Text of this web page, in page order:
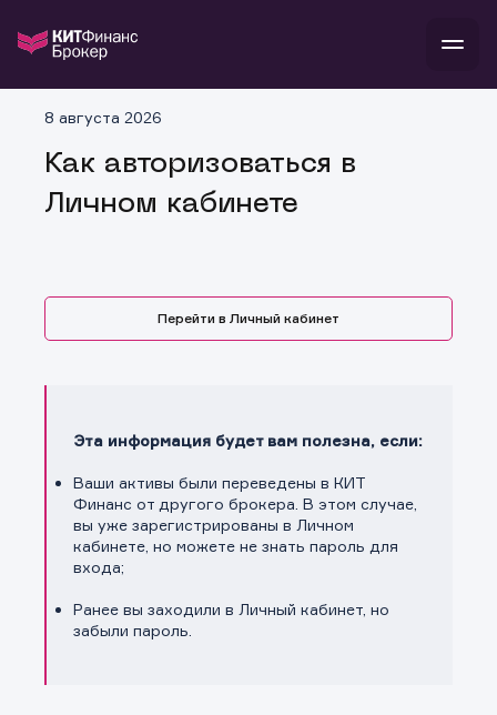
инвестиции
Как авторизоваться в
Личном кабинете
8 августа 2026
Перейти в Личный кабинет
Эта информация будет вам полезна, если:
Ваши активы были переведены в КИТ
Финанс от другого брокера. В этом случае,
вы уже зарегистрированы в Личном
кабинете, но можете не знать пароль для
входа;
Ранее вы заходили в Личный кабинет, но
забыли пароль.